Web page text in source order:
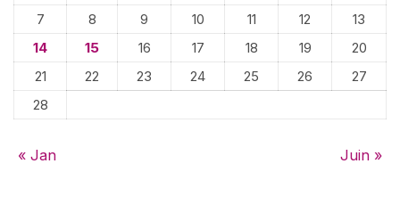
7
8 9 10 11 12
13
14
15 16 17 18 19
20
21
22 23 24 25 26
27
28
« Jan Juin »